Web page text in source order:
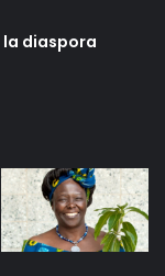
la diaspora